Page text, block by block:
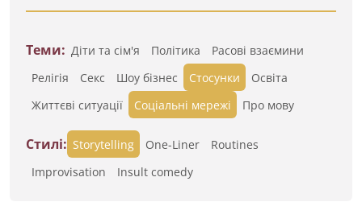
Теми: Діти та сім'я Політика
Расові взаємини
Релігія
Секс Шоу бізнес Стосунки
Освіта
Життєві ситуації
Cоціальні мережі Про мову
Стилі: Storytelling One-Liner
Routines
Improvisation
Insult comedy